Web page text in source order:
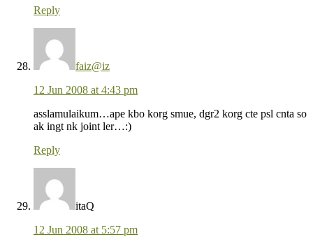
Reply
faiz@iz
12 Jun 2008 at 4:43 pm
asslamulaikum…ape kbo korg smue, dgr2 korg cte psl cnta so
ak ingt nk joint ler…:)
Reply
itaQ
12 Jun 2008 at 5:57 pm